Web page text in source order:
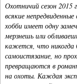
Охотничий сезон 2015
всякие
хобби имеет одну
мерзнешь или
кажется, что никогда
самоистязание, но
превращаются в
на охоты. Каждая